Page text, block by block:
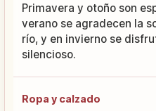
Primavera y otoño son
verano se agradecen la
río, y en invierno se
silencioso.
Ropa y calzado